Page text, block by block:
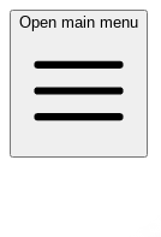
Open main menu